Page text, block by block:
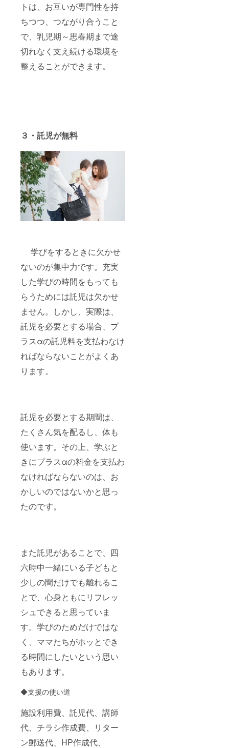
トは、お互いが専門性を持
ちつつ、つながり合うこと
で、乳児期～思春期まで途
切れなく支え続ける環境を
整えることができます。
３・託児が無料
学びをするときに欠かせ
ないのが集中力です。充実
した学びの時間をもっても
らうためには託児は欠かせ
ません。しかし、実際は、
託児を必要とする場合、プ
ラスαの託児料を支払わなけ
ればならないことがよくあ
ります。
託児を必要とする期間は、
たくさん気を配るし、体も
使います。その上、学ぶと
きにプラスαの料金を支払わ
なければならないのは、お
かしいのではないかと思っ
たのです。
また託児があることで、四
六時中一緒にいる子どもと
少しの間だけでも離れるこ
とで、心身ともにリフレッ
シュできると思っていま
す。学びのためだけではな
く、ママたちがホッとでき
る時間にしたいという思い
もあります。
◆支援の使い道
施設利用費、託児代、講師
代、チラシ作成費、リター
ン郵送代、HP作成代、